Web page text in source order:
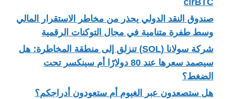
صندوق النقد الدولي يحذر من مخاطر الاستقرار المالي
وسط طفرة متنامية في مجال التوكنات الرقمية
شركة سولانا (SOL) تنزلق إلى منطقة المخاطرة: هل
سيصمد سعرها عند 80 دولارًا أم سينكسر تحت
الضغط؟
هل ستصعدون عبر الغيوم أم ستعودون أدراجكم؟